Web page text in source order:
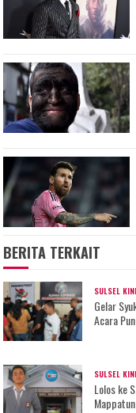
BERITA TERKAIT
SULSEL KINI
Gelar
Acara
SULSEL KINI
Lolos ke